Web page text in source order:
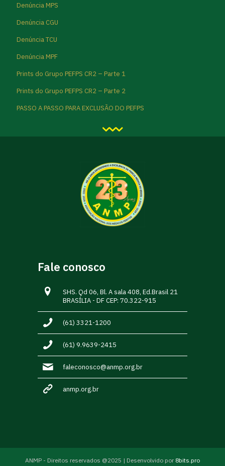
Denúncia MPS
Denúncia CGU
Denúncia TCU
Denúncia MPF
Prints do Grupo PEFPS CR2 – Parte 1
Prints do Grupo PEFPS CR2 – Parte 2
PASSO A PASSO PARA EXCLUSÃO DO PEFPS
Fale conosco
SHS. Qd 06, Bl. A sala 408, Ed.Brasil 21
BRASÍLIA - DF CEP: 70.322-915
(61) 3321-1200
(61) 9.9639-2415
faleconosco@anmp.org.br
anmp.org.br
ANMP - Direitos reservados @2025 | Desenvolvido por 8bits.pro